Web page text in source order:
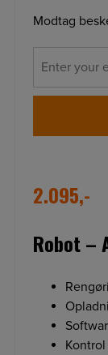
Modtag
2.095,-
Robot –